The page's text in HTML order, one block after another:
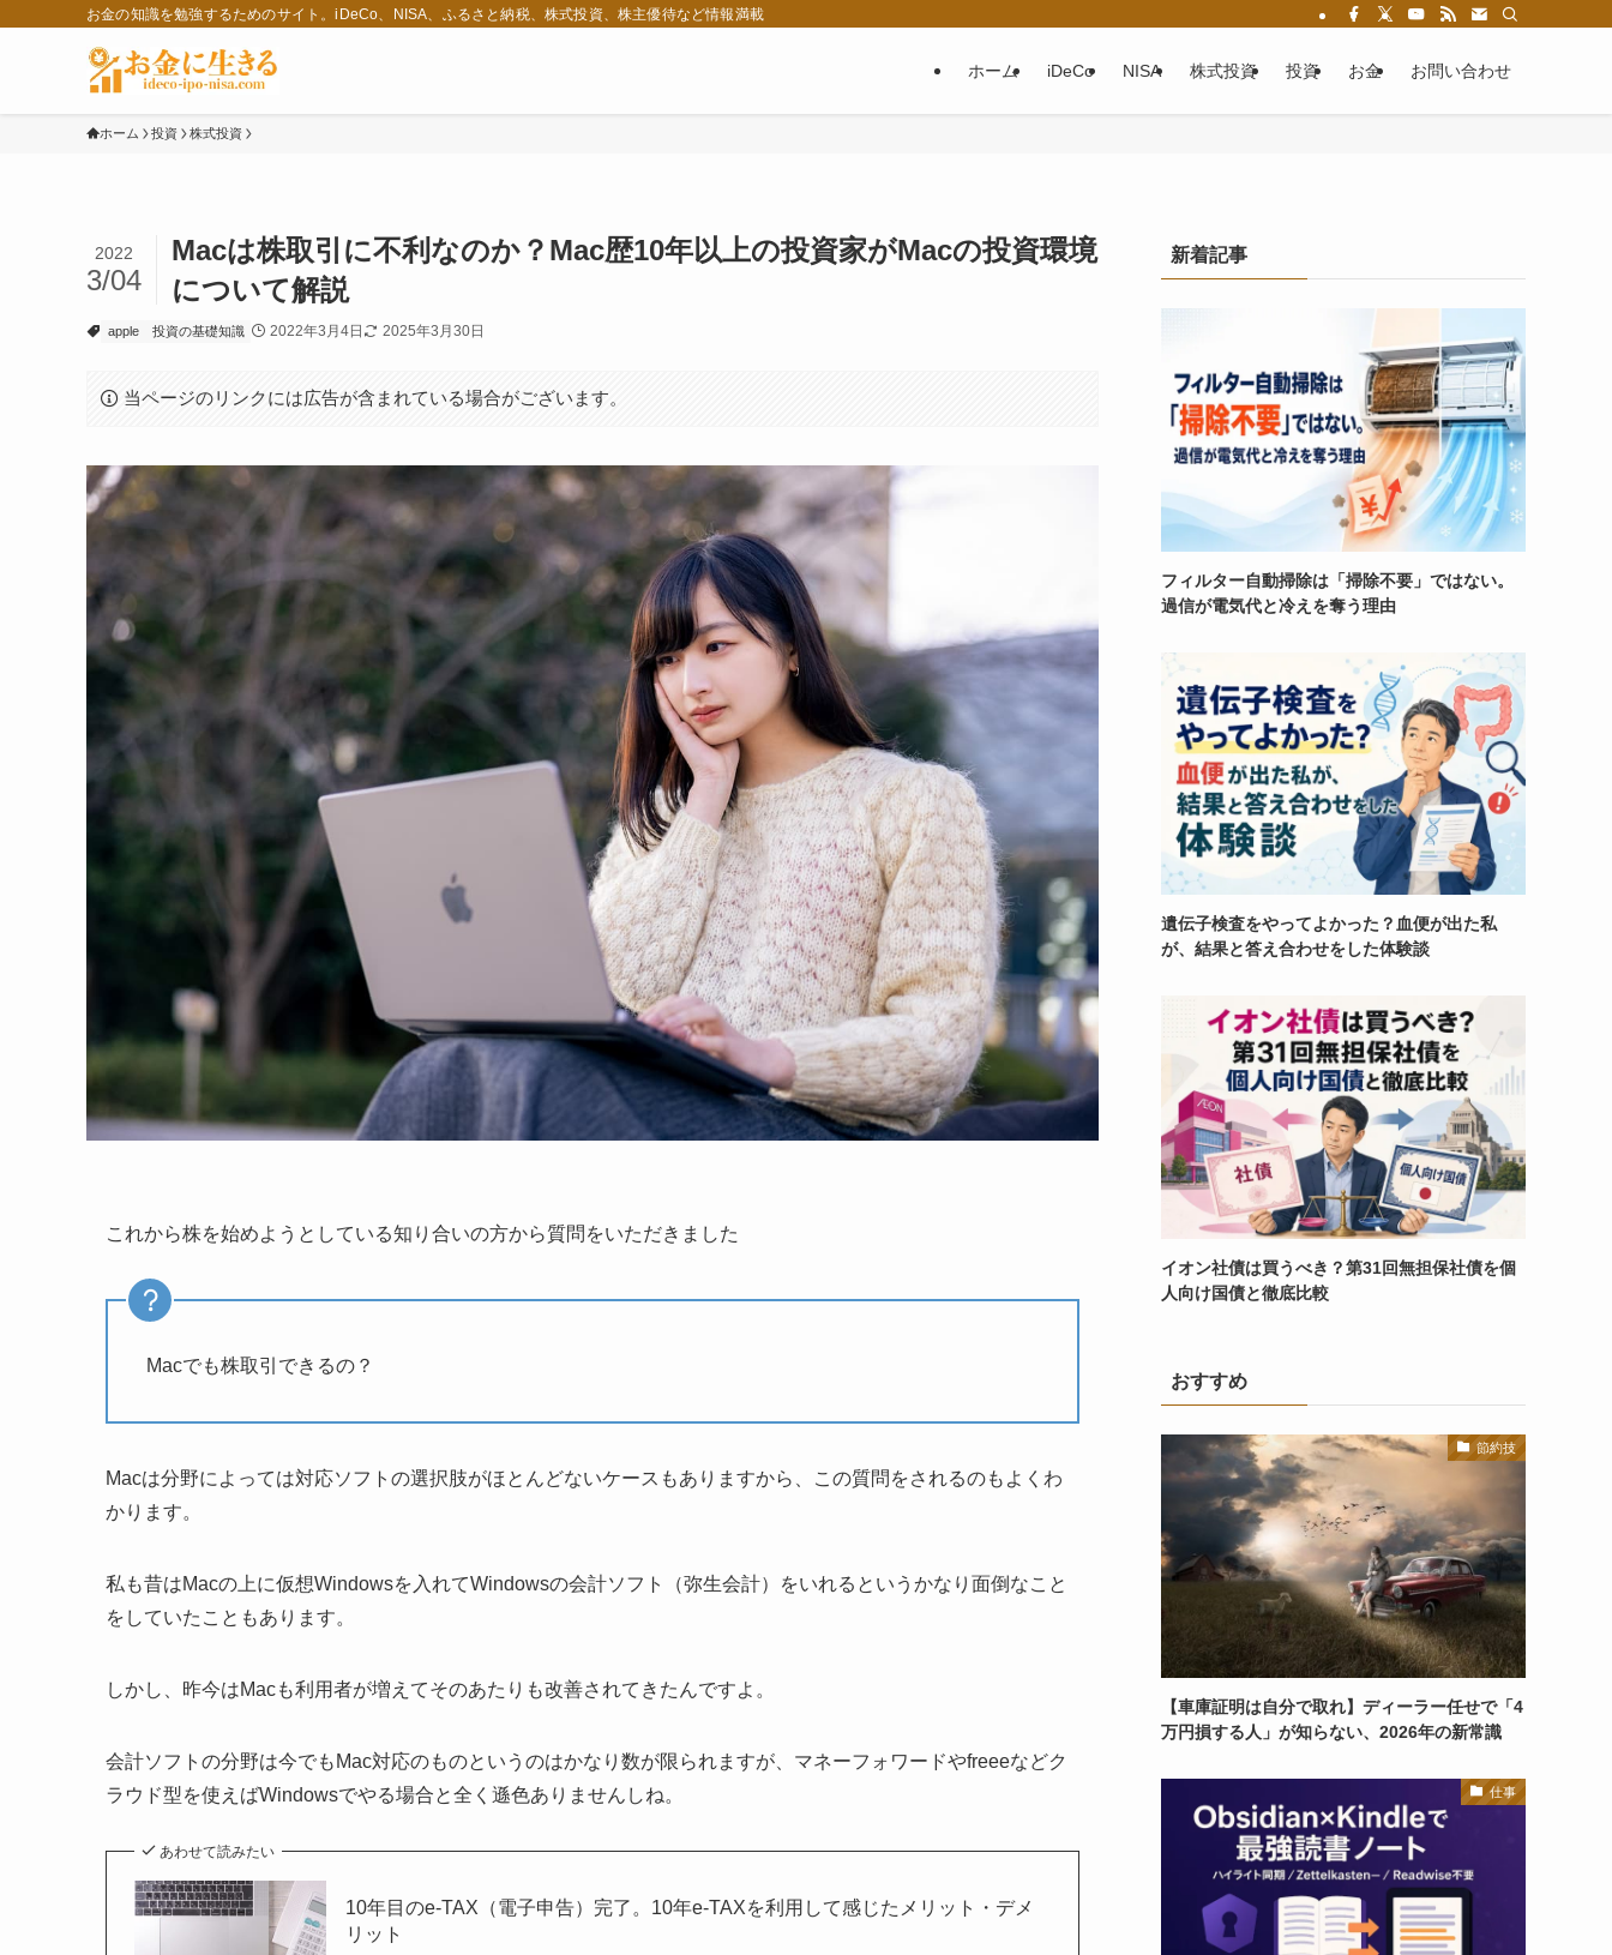
お金の知識を勉強するためのサイト。iDeCo、NISA、ふるさと納税、株式投資、株主優待など情報満載
ホーム iDeCo NISA 株式投資 投資 お金 お問い合わせ
ホーム 投資 株式投資
Macは株取引に不利なのか？Mac歴10年以上の投資家がMacの投資環境
について解説
2022
3/04
apple 投資の基礎知識 2022年3月4日 2025年3月30日
当ページのリンクには広告が含まれている場合がございます。
これから株を始めようとしている知り合いの方から質問をいただきました
Macでも株取引できるの？
Macは分野によっては対応ソフトの選択肢がほとんどないケースもありますから、この質問をされるのもよくわ
かります。
私も昔はMacの上に仮想Windowsを入れてWindowsの会計ソフト（弥生会計）をいれるというかなり面倒なこと
をしていたこともあります。
しかし、昨今はMacも利用者が増えてそのあたりも改善されてきたんですよ。
会計ソフトの分野は今でもMac対応のものというのはかなり数が限られますが、マネーフォワードやfreeeなどク
ラウド型を使えばWindowsでやる場合と全く遜色ありませんしね。
あわせて読みたい
10年目のe-TAX（電子申告）完了。10年e-TAXを利用して感じたメリット・デメ
リット
新着記事
フィルター自動掃除は「掃除不要」ではない。
過信が電気代と冷えを奪う理由
遺伝子検査をやってよかった？血便が出た私
が、結果と答え合わせをした体験談
イオン社債は買うべき？第31回無担保社債を個
人向け国債と徹底比較
おすすめ
節約技
【車庫証明は自分で取れ】ディーラー任せで「4
万円損する人」が知らない、2026年の新常識
仕事